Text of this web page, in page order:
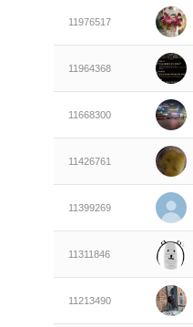
11976517
11964368
11668300
11426761
11399269
11311846
11213490